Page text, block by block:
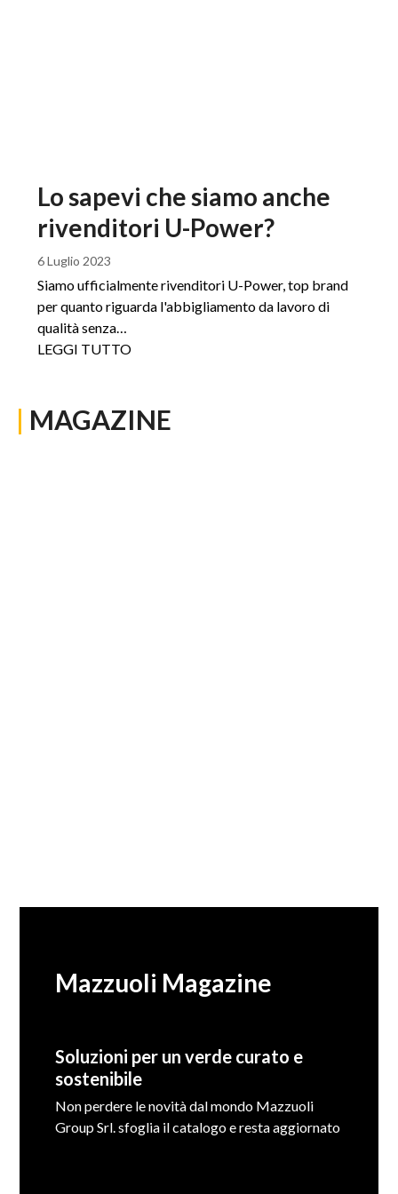
Lo sapevi che siamo anche
rivenditori U-Power?
6 Luglio 2023
Siamo ufficialmente rivenditori U-Power, top brand
per quanto riguarda l'abbigliamento da lavoro di
qualità senza…
LEGGI TUTTO
| MAGAZINE
Mazzuoli Magazine
Soluzioni per un verde curato e
sostenibile
Non perdere le novità dal mondo Mazzuoli
Group Srl. sfoglia il catalogo e resta aggiornato